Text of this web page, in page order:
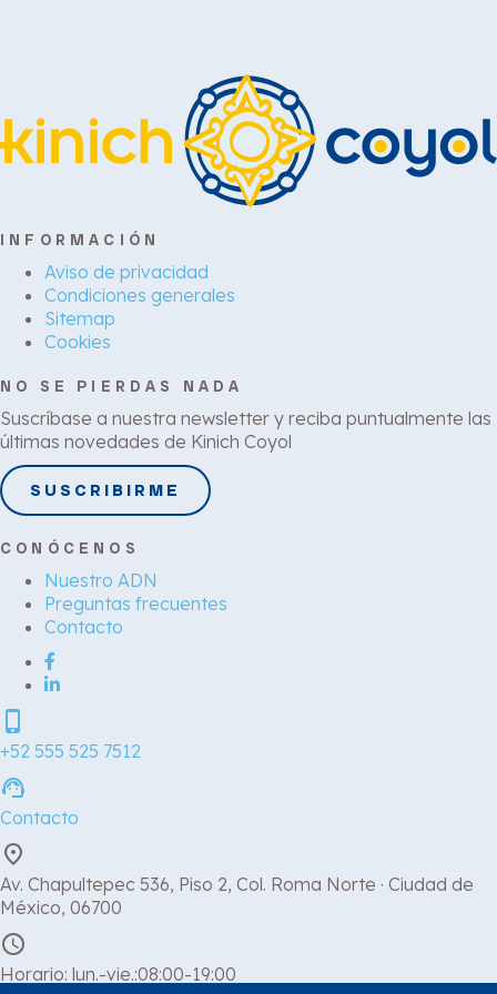
INFORMACIÓN
Aviso de privacidad
Condiciones generales
Sitemap
Cookies
NO SE PIERDAS NADA
Suscríbase a nuestra newsletter y reciba puntualmente las
últimas novedades de Kinich Coyol
SUSCRIBIRME
CONÓCENOS
Nuestro ADN
Preguntas frecuentes
Contacto
phone_iphone
+52 555 525 7512
support_agent
Contacto
place
Av. Chapultepec 536, Piso 2, Col. Roma Norte · Ciudad de
México, 06700
schedule
Horario: lun.-vie.:08:00-19:00